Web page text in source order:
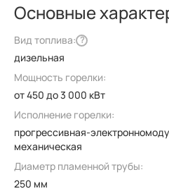
Основные
Вид топлива: ?
дизельная
Мощность горелки:
от 450 до 3 000 кВт
Исполнение горелки:
прогрессивная-
механическая
Диаметр пламенной трубы:
250 мм